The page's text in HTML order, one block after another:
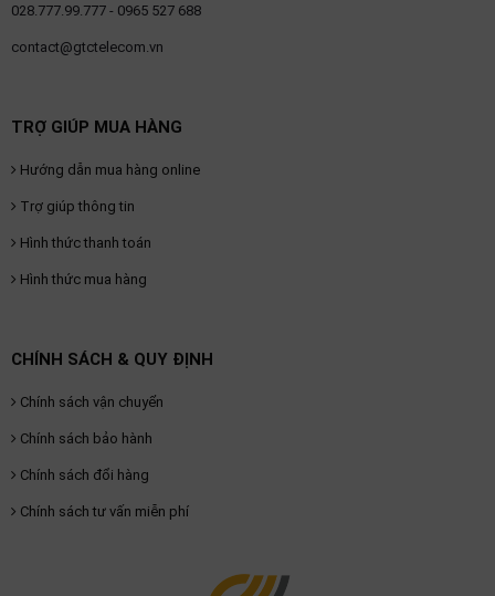
028.777.99.777 - 0965 527 688
contact@gtctelecom.vn
TRỢ GIÚP MUA HÀNG
Hướng dẫn mua hàng online
Trợ giúp thông tin
Hình thức thanh toán
Hình thức mua hàng
CHÍNH SÁCH & QUY ĐỊNH
Chính sách vận chuyển
Chính sách bảo hành
Chính sách đổi hàng
Chính sách tư vấn miễn phí